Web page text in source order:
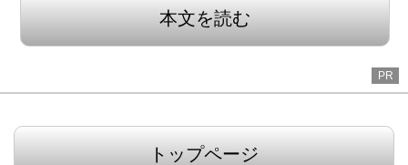
本文を読む
PR
トップページ